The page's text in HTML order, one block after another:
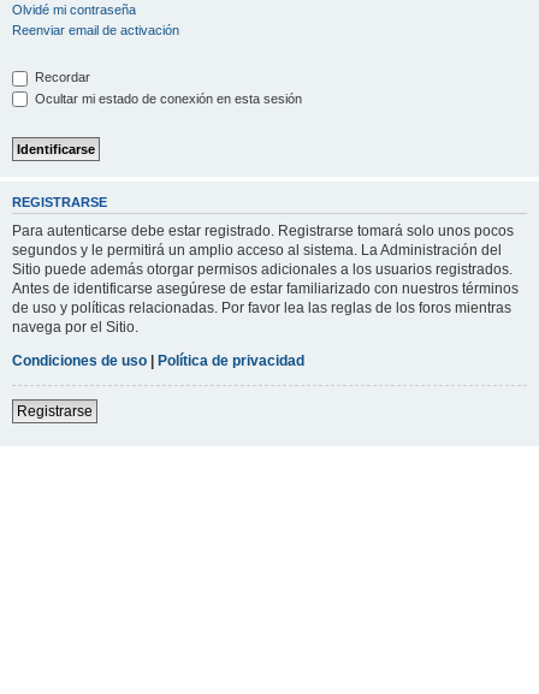
Olvidé mi contraseña
Reenviar email de activación
Recordar
Ocultar mi estado de conexión en esta sesión
REGISTRARSE
Para autenticarse debe estar registrado. Registrarse tomará solo unos pocos
segundos y le permitirá un amplio acceso al sistema. La Administración del
Sitio puede además otorgar permisos adicionales a los usuarios registrados.
Antes de identificarse asegúrese de estar familiarizado con nuestros términos
de uso y políticas relacionadas. Por favor lea las reglas de los foros mientras
navega por el Sitio.
Condiciones de uso | Política de privacidad
Registrarse